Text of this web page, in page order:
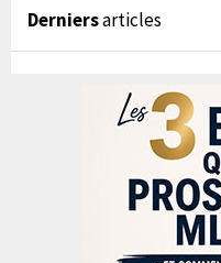
Derniersarticles